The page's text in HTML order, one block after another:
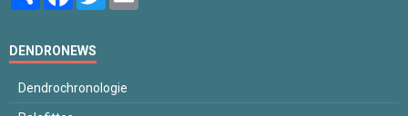
DENDRONEWS
Dendrochronologie